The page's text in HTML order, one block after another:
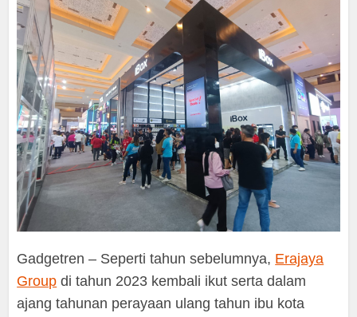
Gadgetren – Seperti tahun sebelumnya, Erajaya
Group di tahun 2023 kembali ikut serta dalam
ajang tahunan perayaan ulang tahun ibu kota